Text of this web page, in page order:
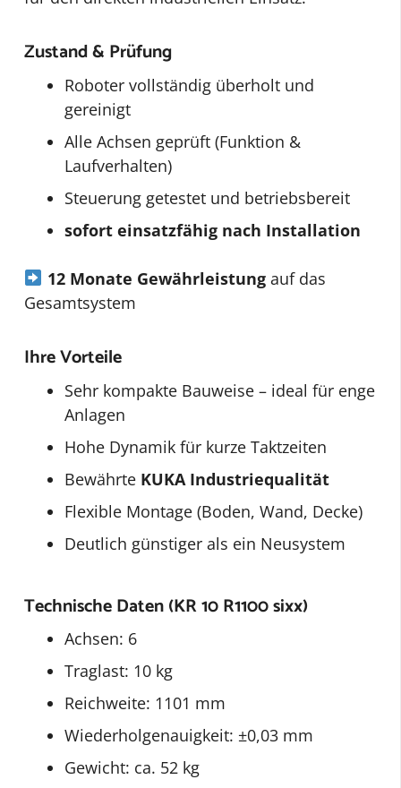
Zustand & Prüfung
Roboter vollständig überholt und
gereinigt
Alle Achsen geprüft (Funktion &
Laufverhalten)
Steuerung getestet und betriebsbereit
sofort einsatzfähig nach Installation
12 Monate Gewährleistungauf das
Gesamtsystem
Ihre Vorteile
Sehr kompakte Bauweise – ideal für enge
Anlagen
Hohe Dynamik für kurze Taktzeiten
Bewährte KUKA Industriequalität
Flexible Montage (Boden, Wand, Decke)
Deutlich günstiger als ein Neusystem
Technische Daten (KR 10 R1100 sixx)
Achsen: 6
Traglast: 10 kg
Reichweite: 1101 mm
Wiederholgenauigkeit: ±0,03 mm
Gewicht: ca. 52 kg